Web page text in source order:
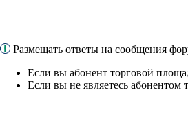
Размещать ответы на сообщения
Если вы абонент торговой
Если вы не являетесь абонентом